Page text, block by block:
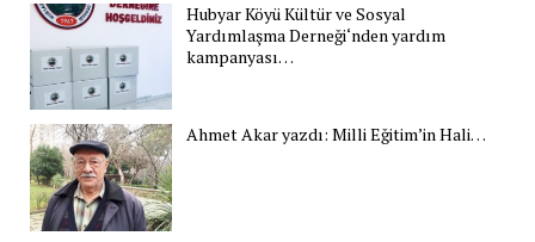
Hubyar Köyü Kültür ve Sosyal
Yardımlaşma Derneği‘nden yardım
kampanyası…
Ahmet Akar yazdı: Milli Eğitim’in Hali…